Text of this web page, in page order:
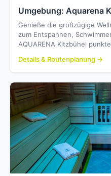
Umgebung: Aquarena
Genieße die großzügige
zum Entspannen,
AQUARENA Kitzbühel
Details & Routenplanung →